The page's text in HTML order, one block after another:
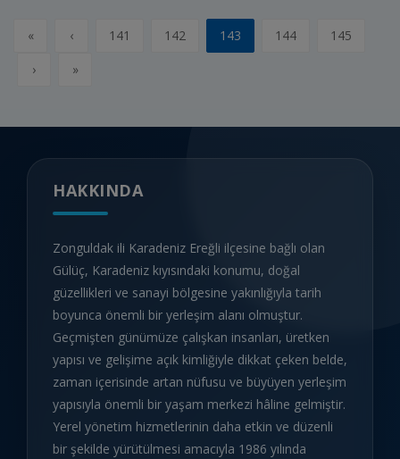
« ‹ 141 142 143 144
145
›
»
HAKKINDA
Zonguldak ili Karadeniz Ereğli ilçesine bağlı olan
Gülüç, Karadeniz kıyısındaki konumu, doğal
güzellikleri ve sanayi bölgesine yakınlığıyla tarih
boyunca önemli bir yerleşim alanı olmuştur.
Geçmişten günümüze çalışkan insanları, üretken
yapısı ve gelişime açık kimliğiyle dikkat çeken belde,
zaman içerisinde artan nüfusu ve büyüyen yerleşim
yapısıyla önemli bir yaşam merkezi hâline gelmiştir.
Yerel yönetim hizmetlerinin daha etkin ve düzenli
bir şekilde yürütülmesi amacıyla 1986 yılında